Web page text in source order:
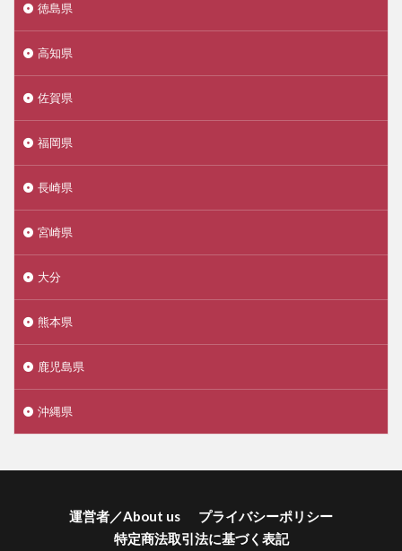
徳島県
高知県
佐賀県
福岡県
長崎県
宮崎県
大分
熊本県
鹿児島県
沖縄県
運営者／About us
プライバシーポリシー
特定商法取引法に基づく表記